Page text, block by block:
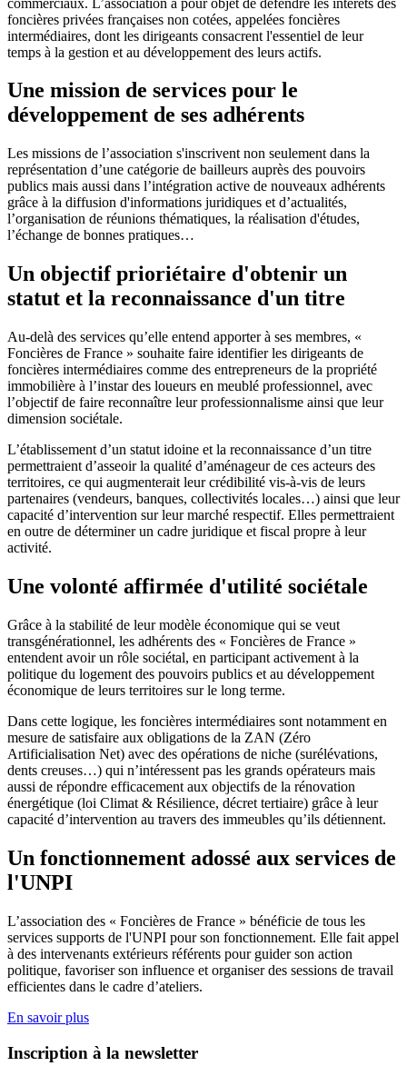
foncières privées françaises non cotées, appelées foncières
intermédiaires, dont les dirigeants consacrent l'essentiel de leur
temps à la gestion et au développement des leurs actifs.
Une mission de services pour le
développement de ses adhérents
Les missions de l’association s'inscrivent non seulement dans la
représentation d’une catégorie de bailleurs auprès des pouvoirs
publics mais aussi dans l’intégration active de nouveaux adhérents
grâce à la diffusion d'informations juridiques et d’actualités,
l’organisation de réunions thématiques, la réalisation d'études,
l’échange de bonnes pratiques…
Un objectif prioriétaire d'obtenir un
statut et la reconnaissance d'un titre
Au-delà des services qu’elle entend apporter à ses membres, «
Foncières de France » souhaite faire identifier les dirigeants de
foncières intermédiaires comme des entrepreneurs de la propriété
immobilière à l’instar des loueurs en meublé professionnel, avec
l’objectif de faire reconnaître leur professionnalisme ainsi que leur
dimension sociétale.
L’établissement d’un statut idoine et la reconnaissance d’un titre
permettraient d’asseoir la qualité d’aménageur de ces acteurs des
territoires, ce qui augmenterait leur crédibilité vis-à-vis de leurs
partenaires (vendeurs, banques, collectivités locales…) ainsi que leur
capacité d’intervention sur leur marché respectif. Elles permettraient
en outre de déterminer un cadre juridique et fiscal propre à leur
activité.
Une volonté affirmée d'utilité sociétale
Grâce à la stabilité de leur modèle économique qui se veut
transgénérationnel, les adhérents des « Foncières de France »
entendent avoir un rôle sociétal, en participant activement à la
politique du logement des pouvoirs publics et au développement
économique de leurs territoires sur le long terme.
Dans cette logique, les foncières intermédiaires sont notamment en
mesure de satisfaire aux obligations de la ZAN (Zéro
Artificialisation Net) avec des opérations de niche (surélévations,
dents creuses…) qui n’intéressent pas les grands opérateurs mais
aussi de répondre efficacement aux objectifs de la rénovation
énergétique (loi Climat & Résilience, décret tertiaire) grâce à leur
capacité d’intervention au travers des immeubles qu’ils détiennent.
Un fonctionnement adossé aux services de
l'UNPI
L’association des « Foncières de France » bénéficie de tous les
services supports de l'UNPI pour son fonctionnement. Elle fait appel
à des intervenants extérieurs référents pour guider son action
politique, favoriser son influence et organiser des sessions de travail
efficientes dans le cadre d’ateliers.
En savoir plus
Inscription à la newsletter